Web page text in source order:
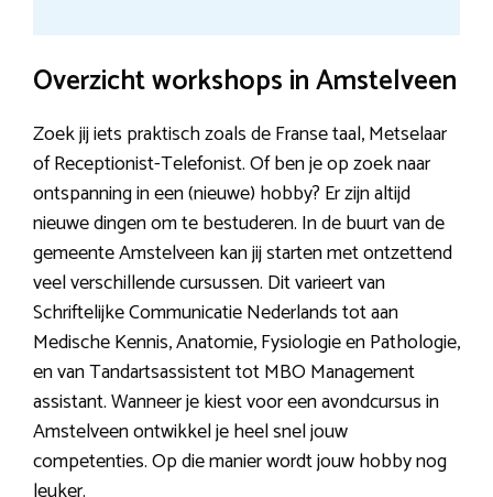
Overzicht workshops in Amstelveen
Zoek jij iets praktisch zoals de Franse taal, Metselaar
of Receptionist-Telefonist. Of ben je op zoek naar
ontspanning in een (nieuwe) hobby? Er zijn altijd
nieuwe dingen om te bestuderen. In de buurt van de
gemeente Amstelveen kan jij starten met ontzettend
veel verschillende cursussen. Dit varieert van
Schriftelijke Communicatie Nederlands tot aan
Medische Kennis, Anatomie, Fysiologie en Pathologie,
en van Tandartsassistent tot MBO Management
assistant. Wanneer je kiest voor een avondcursus in
Amstelveen ontwikkel je heel snel jouw
competenties. Op die manier wordt jouw hobby nog